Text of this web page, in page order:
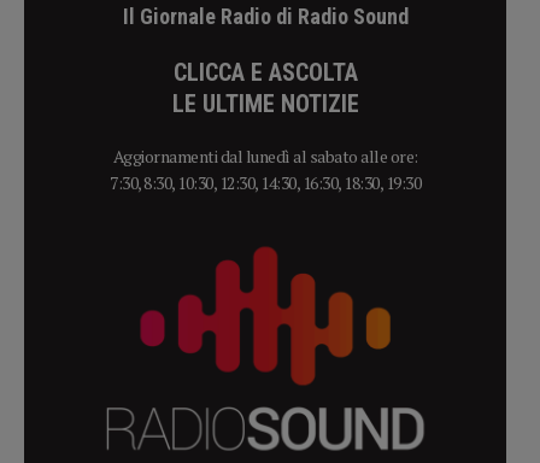
Il Giornale Radio di Radio Sound
CLICCA E ASCOLTA
LE ULTIME NOTIZIE
Aggiornamenti dal lunedì al sabato alle ore:
7:30, 8:30, 10:30, 12:30, 14:30, 16:30, 18:30, 19:30